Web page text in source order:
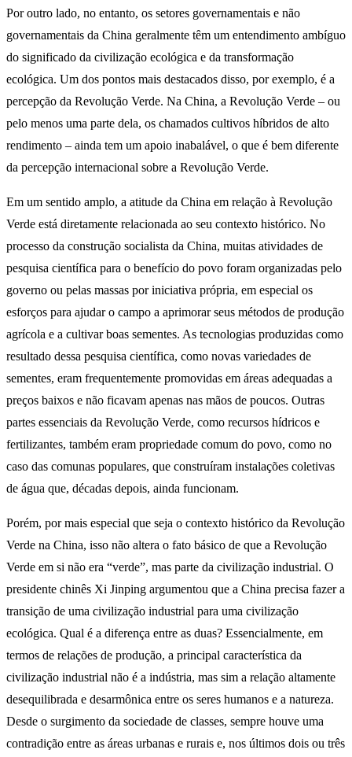
Por outro lado, no entanto, os setores governamentais e não
governamentais da China geralmente têm um entendimento ambíguo
do significado da civilização ecológica e da transformação
ecológica. Um dos pontos mais destacados disso, por exemplo, é a
percepção da Revolução Verde. Na China, a Revolução Verde – ou
pelo menos uma parte dela, os chamados cultivos híbridos de alto
rendimento – ainda tem um apoio inabalável, o que é bem diferente
da percepção internacional sobre a Revolução Verde.
Em um sentido amplo, a atitude da China em relação à Revolução
Verde está diretamente relacionada ao seu contexto histórico. No
processo da construção socialista da China, muitas atividades de
pesquisa científica para o benefício do povo foram organizadas pelo
governo ou pelas massas por iniciativa própria, em especial os
esforços para ajudar o campo a aprimorar seus métodos de produção
agrícola e a cultivar boas sementes. As tecnologias produzidas como
resultado dessa pesquisa científica, como novas variedades de
sementes, eram frequentemente promovidas em áreas adequadas a
preços baixos e não ficavam apenas nas mãos de poucos. Outras
partes essenciais da Revolução Verde, como recursos hídricos e
fertilizantes, também eram propriedade comum do povo, como no
caso das comunas populares, que construíram instalações coletivas
de água que, décadas depois, ainda funcionam.
Porém, por mais especial que seja o contexto histórico da Revolução
Verde na China, isso não altera o fato básico de que a Revolução
Verde em si não era “verde”, mas parte da civilização industrial. O
presidente chinês Xi Jinping argumentou que a China precisa fazer a
transição de uma civilização industrial para uma civilização
ecológica. Qual é a diferença entre as duas? Essencialmente, em
termos de relações de produção, a principal característica da
civilização industrial não é a indústria, mas sim a relação altamente
desequilibrada e desarmônica entre os seres humanos e a natureza.
Desde o surgimento da sociedade de classes, sempre houve uma
contradição entre as áreas urbanas e rurais e, nos últimos dois ou três